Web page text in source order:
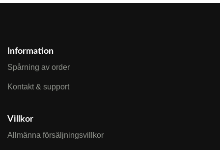
Information
Spårning av order
Kontakt & support
Villkor
Allmänna försäljningsvillkor